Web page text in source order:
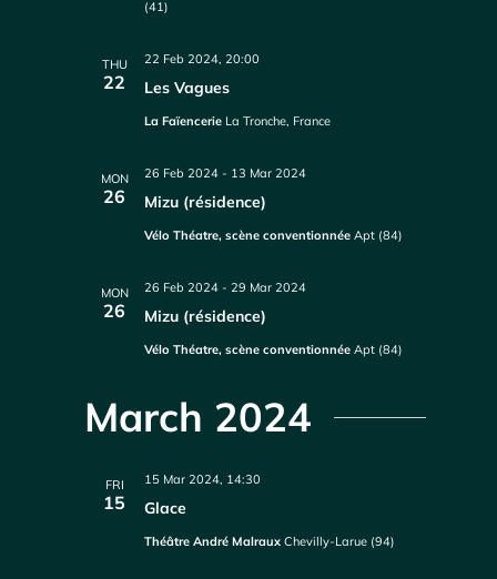
(41)
THU
22 Les Vagues
22 Feb 2024, 20:00
La Faïencerie La Tronche, France
MON
26 Mizu (résidence)
26 Feb 2024 - 13 Mar 2024
Vélo Théatre, scène conventionnéeApt (84)
MON
26 Mizu (résidence)
26 Feb 2024 -29 Mar 2024
Vélo Théatre, scène conventionnéeApt (84)
March 2024
FRI
15 Glace
15 Mar 2024, 14:30
Théâtre André MalrauxChevilly-Larue (94)